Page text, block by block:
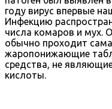
году вирус впервые
Инфекцию
числа комаров и мух.
обычно проходит
жаропонижающие
средства, не
кислоты.